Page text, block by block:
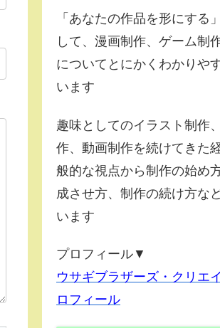
「あなたの作品を形にする
して、漫画制作、ゲーム制
についてとにかくわかりや
います
趣味としてのイラスト制作
作、動画制作を続けてきた
般的な視点から制作の始め
成させ方、制作の続け方な
います
プロフィール▼
ウサギブラザーズ・クリエ
ロフィール